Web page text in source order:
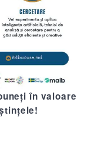
în valoare